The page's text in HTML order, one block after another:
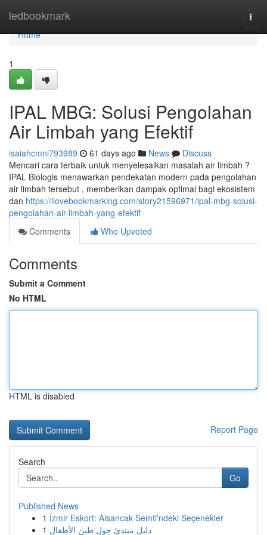
ledbookmark
Home
Home
1
IPAL MBG: Solusi Pengolahan
Air Limbah yang Efektif
isaiahcmni793989 61 days ago News
Discuss
Mencari cara terbaik untuk menyelesaikan masalah air limbah ?
IPAL Biologis menawarkan pendekatan modern pada pengolahan
air limbah tersebut , memberikan dampak optimal bagi ekosistem
dan https://ilovebookmarking.com/story21596971/ipal-mbg-solusi-
pengolahan-air-limbah-yang-efektif
Comments
Who Upvoted
Comments
Submit a Comment
No HTML
HTML is disabled
Report Page
Search
Go
Published News
1 İzmir Eskort: Alsancak Semti'ndeki Seçenekler
1 دليل مبتدئ حول طين الأطفال